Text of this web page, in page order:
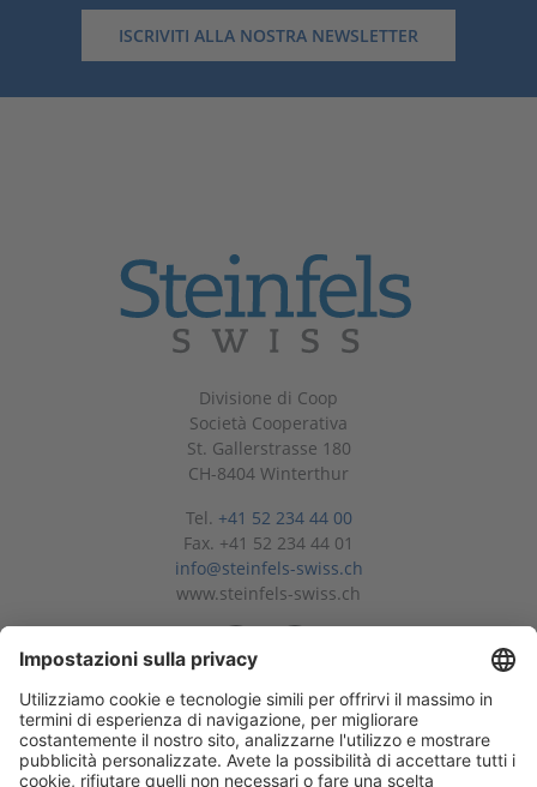
ISCRIVITI ALLA NOSTRA NEWSLETTER
Divisione di Coop
Società Cooperativa
St. Gallerstrasse 180
CH-8404 Winterthur
Tel. +41 52 234 44 00
Fax. +41 52 234 44 01
info@steinfels-swiss.ch
www.steinfels-swiss.ch